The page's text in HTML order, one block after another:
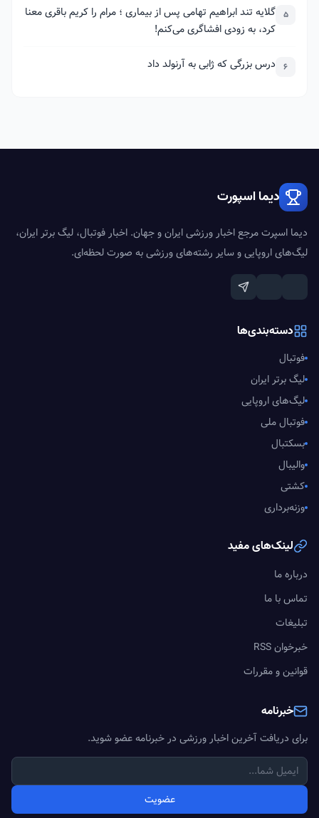
5 گلایه تند ابراهیم تهامی پس از بیماری ؛ مرام را کریم باقری معنا
کرد، به زودی افشاگری می‌کنم!
6 درس بزرگی که ژابی به آرنولد داد
دیما اسپورت
دیما اسپرت مرجع اخبار ورزشی ایران و جهان. اخبار فوتبال، لیگ برتر ایران،
لیگ‌های اروپایی و سایر رشته‌های ورزشی به صورت لحظه‌ای.
دسته‌بندی‌ها
فوتبال
لیگ برتر ایران
لیگ‌های اروپایی
فوتبال ملی
بسکتبال
والیبال
کشتی
وزنه‌برداری
لینک‌های مفید
درباره ما
تماس با ما
تبلیغات
خبرخوان RSS
قوانین و مقررات
خبرنامه
برای دریافت آخرین اخبار ورزشی در خبرنامه عضو شوید.
عضویت